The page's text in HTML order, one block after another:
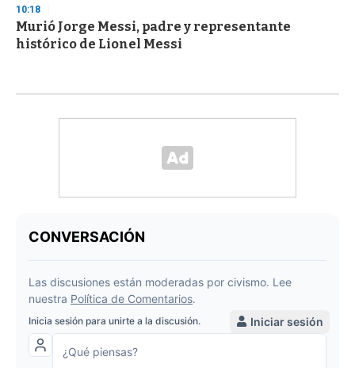
10:18
Murió Jorge Messi, padre y representante
histórico de Lionel Messi